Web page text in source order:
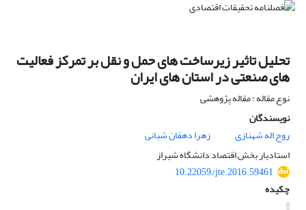
تحلیل تاثیر زیرساخت های حمل و نقل بر تمرکز فعالیت
های صنعتی در استان ‏های ایران
نوع مقاله : مقاله پژوهشی
نویسندگان
روح اله شهنازی
زهرا دهقان شبانی
استادیار بخش اقتصاد دانشگاه شیراز
10.22059/jte.2016.59461
چکیده